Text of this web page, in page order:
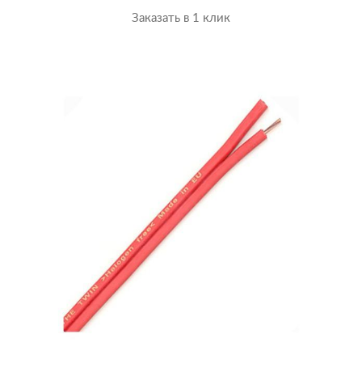
Заказать в 1 клик